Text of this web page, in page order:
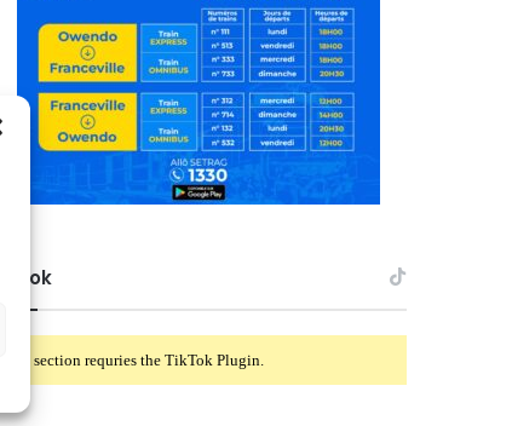
TikTok
This section requries the TikTok Plugin.